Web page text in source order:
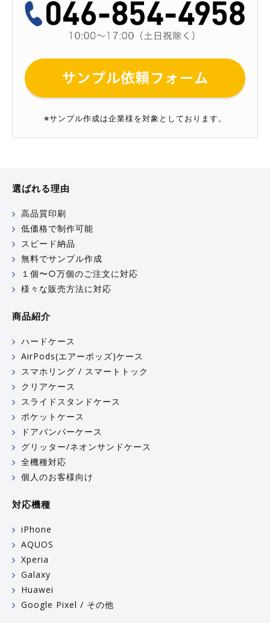
※サンプル作成は企業様を対象としております。
選ばれる理由
高品質印刷
低価格で制作可能
スピード納品
無料でサンプル作成
１個〜○万個のご注文に対応
様々な販売方法に対応
商品紹介
ハードケース
AirPods(エアーポッズ)ケース
スマホリング / スマートトック
クリアケース
スライドスタンドケース
ポケットケース
ドアバンパーケース
グリッター/ネオンサンドケース
全機種対応
個人のお客様向け
対応機種
iPhone
AQUOS
Xperia
Galaxy
Huawei
Google Pixel / その他